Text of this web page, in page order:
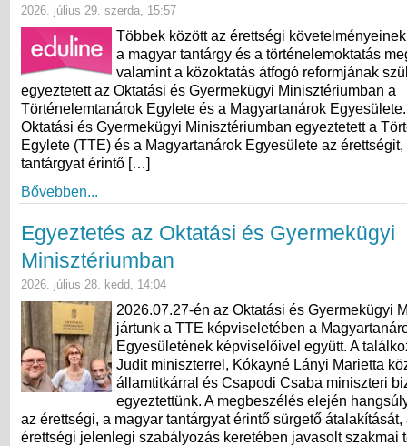
2026. július 29. szerda, 15:57
Többek között az érettségi
a magyar tantárgy és a történelemoktatás
valamint a közoktatás átfogó reformjának
egyeztetett az Oktatási és Gyermekügyi Minisztériumban a
Történelemtanárok Egylete és a Magyartanárok
Oktatási és Gyermekügyi Minisztériumban egyeztetett a
Egylete (TTE) és a Magyartanárok Egyesülete az
tantárgyat érintő […]
Bővebben...
Egyeztetés az Oktatási és Gyermekügyi
Minisztériumban
2026. július 28. kedd, 14:04
2026.07.27-én az Oktatási és Gyermekügyi
jártunk a TTE képviseletében a
Egyesületének képviselőivel együtt. A
Judit miniszterrel, Kókayné Lányi Marietta
államtitkárral és Csapodi Csaba miniszteri
egyeztettünk. A megbeszélés elején
az érettségi, a magyar tantárgyat érintő sürgető átalakítását,
érettségi jelenlegi szabályozás keretében javasolt szakmai